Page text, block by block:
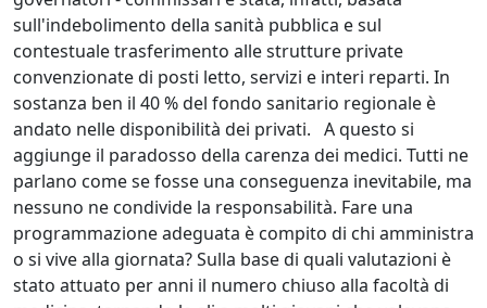
sull'indebolimento della sanità pubblica e sul
contestuale trasferimento alle strutture private
convenzionate di posti letto, servizi e interi reparti. In
sostanza ben il 40 % del fondo sanitario regionale è
andato nelle disponibilità dei privati. A questo si
aggiunge il paradosso della carenza dei medici. Tutti ne
parlano come se fosse una conseguenza inevitabile, ma
nessuno ne condivide la responsabilità. Fare una
programmazione adeguata è compito di chi amministra
o si vive alla giornata? Sulla base di quali valutazioni è
stato attuato per anni il numero chiuso alla facoltà di